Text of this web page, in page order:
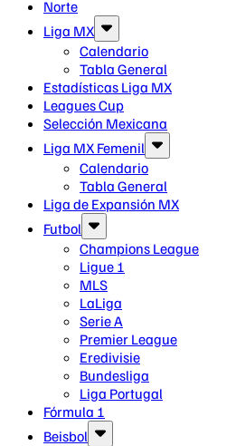
Norte
Liga MX
Calendario
Tabla General
Estadísticas Liga MX
Leagues Cup
Selección Mexicana
Liga MX Femenil
Calendario
Tabla General
Liga de Expansión MX
Futbol
Champions League
Ligue 1
MLS
LaLiga
Serie A
Premier League
Eredivisie
Bundesliga
Liga Portugal
Fórmula 1
Beisbol